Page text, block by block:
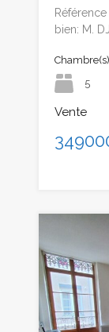
bien: M.
Chambre(s)
5
Vente